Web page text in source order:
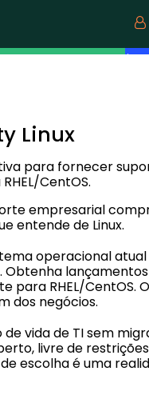
Português
Linux
para fornecer
CentOS.
empresarial
entende de Linux.
operacional
Obtenha lançamentos
para RHEL/CentOS.
dos negócios.
de vida de TI sem
livre de
escolha é uma